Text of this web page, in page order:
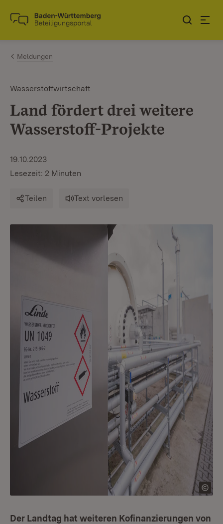
Zum Inhalt springen
Link zur Startseite
Meldungen
Wasserstoffwirtschaft
Land fördert drei weitere
Wasserstoff-Projekte
19.10.2023
Lesezeit: 2 Minuten
Teilen Text vorlesen
Der Landtag hat weiteren Kofinanzierungen von